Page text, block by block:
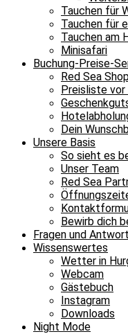
Tauchen für
Tauchen für
Tauchen am
Minisafari
Buchung-Preise-
Red Sea
Preisliste vor
Dein
Unsere Basis
So sieht es
Unser Team
Red Sea
Bewirb dich
Fragen und
Wissenswertes
Wetter in
Webcam
Gästebuch
Instagram
Downloads
Night Mode